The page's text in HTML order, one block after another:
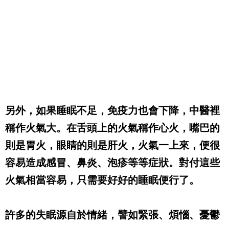
另外，如果睡眠不足，免疫力也會下降，中醫裡
稱作火氣大。在舌頭上的火氣稱作心火，嘴巴的
則是胃火，眼睛的則是肝火，火氣一上來，便很
容易造成感冒、鼻炎、泡疹等等症狀。對付這些
火氣相當容易，只需要好好的睡眠便行了。
許多的失眠源自於情緒，譬如緊張、煩惱、憂鬱